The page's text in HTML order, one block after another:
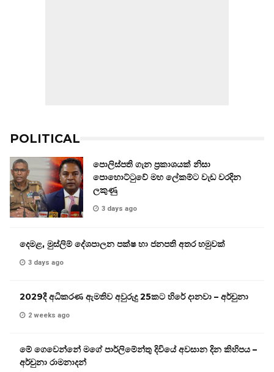
POLITICAL
පොලිස්පති ගැන ප්‍රකාශයක් නිසා
පොහොට්ටුවේ මහ ලේකම්ට වැඩ වරදින
ලකුණු
3 days ago
දෙමළ, මුස්ලිම් දේශපාලන පක්ෂ හා ජනපති අතර හමුවක්
3 days ago
2029දී අධිකරණ ඇමතිව අවුරුදු 25කට හිරේ දානවා – අර්චුනා
2 weeks ago
මේ ගෙවෙන්නේ මගේ පාර්ලිමේන්තු දිවියේ අවසාන දින කිහිපය –
අර්චුනා රාමනාදන්